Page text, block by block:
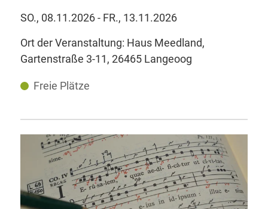
SO., 08.11.2026 - FR., 13.11.2026
Ort der Veranstaltung: Haus Meedland,
Gartenstraße 3-11, 26465 Langeoog
Freie Plätze